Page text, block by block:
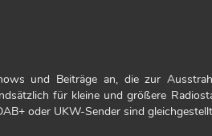
und Beiträge an, die zur
für kleine und größere
oder UKW-Sender sind